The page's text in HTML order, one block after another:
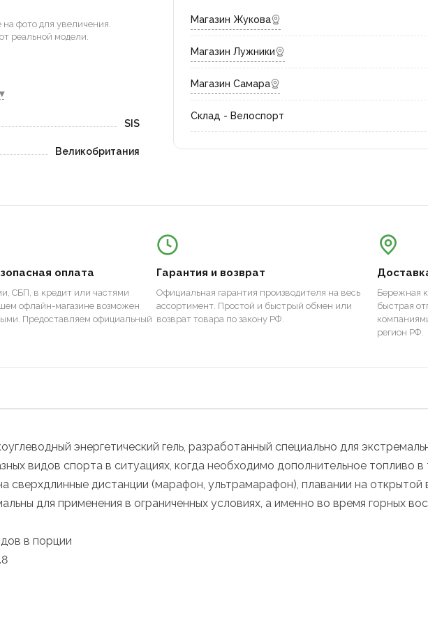
на фото для увеличения.
реальной модели.
SIS
Великобритания
Магазин Жукова
Магазин Лужники
Магазин Самара
Склад - Велоспорт
оплата
СБП, в кредит или частями
офлайн-магазине возможен
Предоставляем официальный
Гарантия и возврат
Официальная гарантия производителя на весь
ассортимент. Простой и быстрый обмен или
возврат товара по закону РФ.
Бережная
быстрая
регион РФ.
энергетический гель, разработанный специально для
видов спорта в ситуациях, когда необходимо дополнительное топливо
сверхдлинные дистанции (марафон, ультрамарафон), плавании на
для применения в ограниченных условиях, а именно во время горных
в порции